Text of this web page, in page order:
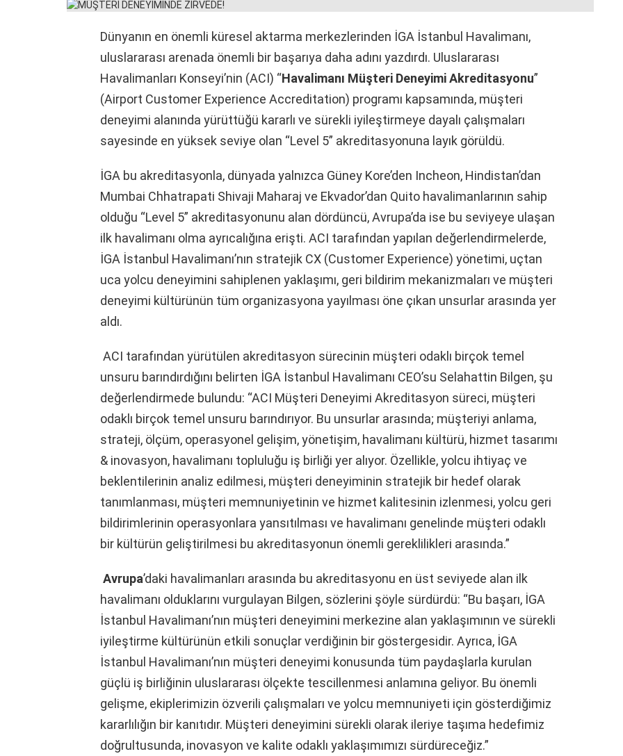
Dünyanın en önemli küresel aktarma merkezlerinden İGA İstanbul Havalimanı,
uluslararası arenada önemli bir başarıya daha adını yazdırdı. Uluslararası
Havalimanları Konseyi’nin (ACI) “Havalimanı Müşteri Deneyimi Akreditasyonu”
(Airport Customer Experience Accreditation) programı kapsamında, müşteri
deneyimi alanında yürüttüğü kararlı ve sürekli iyileştirmeye dayalı çalışmaları
sayesinde en yüksek seviye olan “Level 5” akreditasyonuna layık görüldü.
İGA bu akreditasyonla, dünyada yalnızca Güney Kore’den Incheon, Hindistan’dan
Mumbai Chhatrapati Shivaji Maharaj ve Ekvador’dan Quito havalimanlarının sahip
olduğu “Level 5” akreditasyonunu alan dördüncü, Avrupa’da ise bu seviyeye ulaşan
ilk havalimanı olma ayrıcalığına erişti. ACI tarafından yapılan değerlendirmelerde,
İGA İstanbul Havalimanı’nın stratejik CX (Customer Experience) yönetimi, uçtan
uca yolcu deneyimini sahiplenen yaklaşımı, geri bildirim mekanizmaları ve müşteri
deneyimi kültürünün tüm organizasyona yayılması öne çıkan unsurlar arasında yer
aldı.
ACI tarafından yürütülen akreditasyon sürecinin müşteri odaklı birçok temel
unsuru barındırdığını belirten İGA İstanbul Havalimanı CEO’su Selahattin Bilgen, şu
değerlendirmede bulundu: “ACI Müşteri Deneyimi Akreditasyon süreci, müşteri
odaklı birçok temel unsuru barındırıyor. Bu unsurlar arasında; müşteriyi anlama,
strateji, ölçüm, operasyonel gelişim, yönetişim, havalimanı kültürü, hizmet tasarımı
& inovasyon, havalimanı topluluğu iş birliği yer alıyor. Özellikle, yolcu ihtiyaç ve
beklentilerinin analiz edilmesi, müşteri deneyiminin stratejik bir hedef olarak
tanımlanması, müşteri memnuniyetinin ve hizmet kalitesinin izlenmesi, yolcu geri
bildirimlerinin operasyonlara yansıtılması ve havalimanı genelinde müşteri odaklı
bir kültürün geliştirilmesi bu akreditasyonun önemli gereklilikleri arasında.”
Avrupa’daki havalimanları arasında bu akreditasyonu en üst seviyede alan ilk
havalimanı olduklarını vurgulayan Bilgen, sözlerini şöyle sürdürdü: “Bu başarı, İGA
İstanbul Havalimanı’nın müşteri deneyimini merkezine alan yaklaşımının ve sürekli
iyileştirme kültürünün etkili sonuçlar verdiğinin bir göstergesidir. Ayrıca, İGA
İstanbul Havalimanı’nın müşteri deneyimi konusunda tüm paydaşlarla kurulan
güçlü iş birliğinin uluslararası ölçekte tescillenmesi anlamına geliyor. Bu önemli
gelişme, ekiplerimizin özverili çalışmaları ve yolcu memnuniyeti için gösterdiğimiz
kararlılığın bir kanıtıdır. Müşteri deneyimini sürekli olarak ileriye taşıma hedefimiz
doğrultusunda, inovasyon ve kalite odaklı yaklaşımımızı sürdüreceğiz.”